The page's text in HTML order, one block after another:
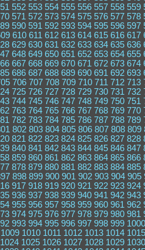
552 553 554 555 556 557 558 559
571 572 573 574 575 576 577 578
590 591 592 593 594 595 596 597
610 611 612 613 614 615 616 617
629 630 631 632 633 634 635 636
648 649 650 651 652 653 654 655
667 668 669 670 671 672 673 674
686 687 688 689 690 691 692 693
706 707 708 709 710 711 712 713
725 726 727 728 729 730 731 732
744 745 746 747 748 749 750 751
763 764 765 766 767 768 769 770
782 783 784 785 786 787 788 789
802 803 804 805 806 807 808 809
821 822 823 824 825 826 827 828
840 841 842 843 844 845 846 847
859 860 861 862 863 864 865 866
878 879 880 881 882 883 884 885
898 899 900 901 902 903 904 905
917 918 919 920 921 922 923 924
936 937 938 939 940 941 942 943
955 956 957 958 959 960 961 962
974 975 976 977 978 979 980 981
993 994 995 996 997 998 999 1000
1009 1010 1011 1012 1013 1014 1015
1024 1025 1026 1027 1028 1029 1030